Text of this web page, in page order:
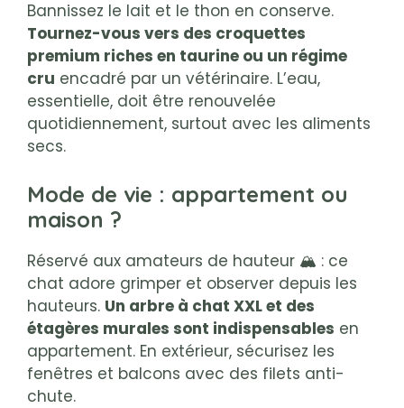
Bannissez le lait et le thon en conserve.
Tournez-vous vers des croquettes
premium riches en taurine ou un régime
cru encadré par un vétérinaire. L’eau,
essentielle, doit être renouvelée
quotidiennement, surtout avec les aliments
secs.
Mode de vie : appartement ou
maison ?
Réservé aux amateurs de hauteur 🏔️ : ce
chat adore grimper et observer depuis les
hauteurs. Un arbre à chat XXL et des
étagères murales sont indispensables en
appartement. En extérieur, sécurisez les
fenêtres et balcons avec des filets anti-
chute.